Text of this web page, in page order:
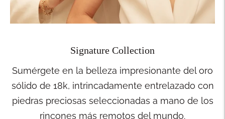
Signature Collection
Sumérgete en la belleza impresionante del oro
sólido de 18k, intrincadamente entrelazado con
piedras preciosas seleccionadas a mano de los
rincones más remotos del mundo.